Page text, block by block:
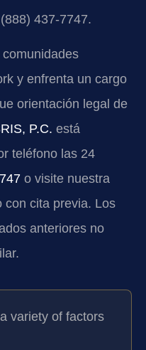
437-7747.
y enfrenta un cargo
orientación legal de
P.C. está
teléfono las 24
o visite nuestra
con cita previa. Los
anteriores no
variety of factors